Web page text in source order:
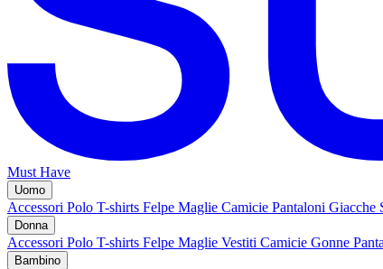
Must Have
Uomo
Accessori Polo T-shirts Felpe Maglie Camicie Pantaloni Giacche
Donna
Accessori Polo T-shirts Felpe Maglie Vestiti Camicie Gonne
Bambino